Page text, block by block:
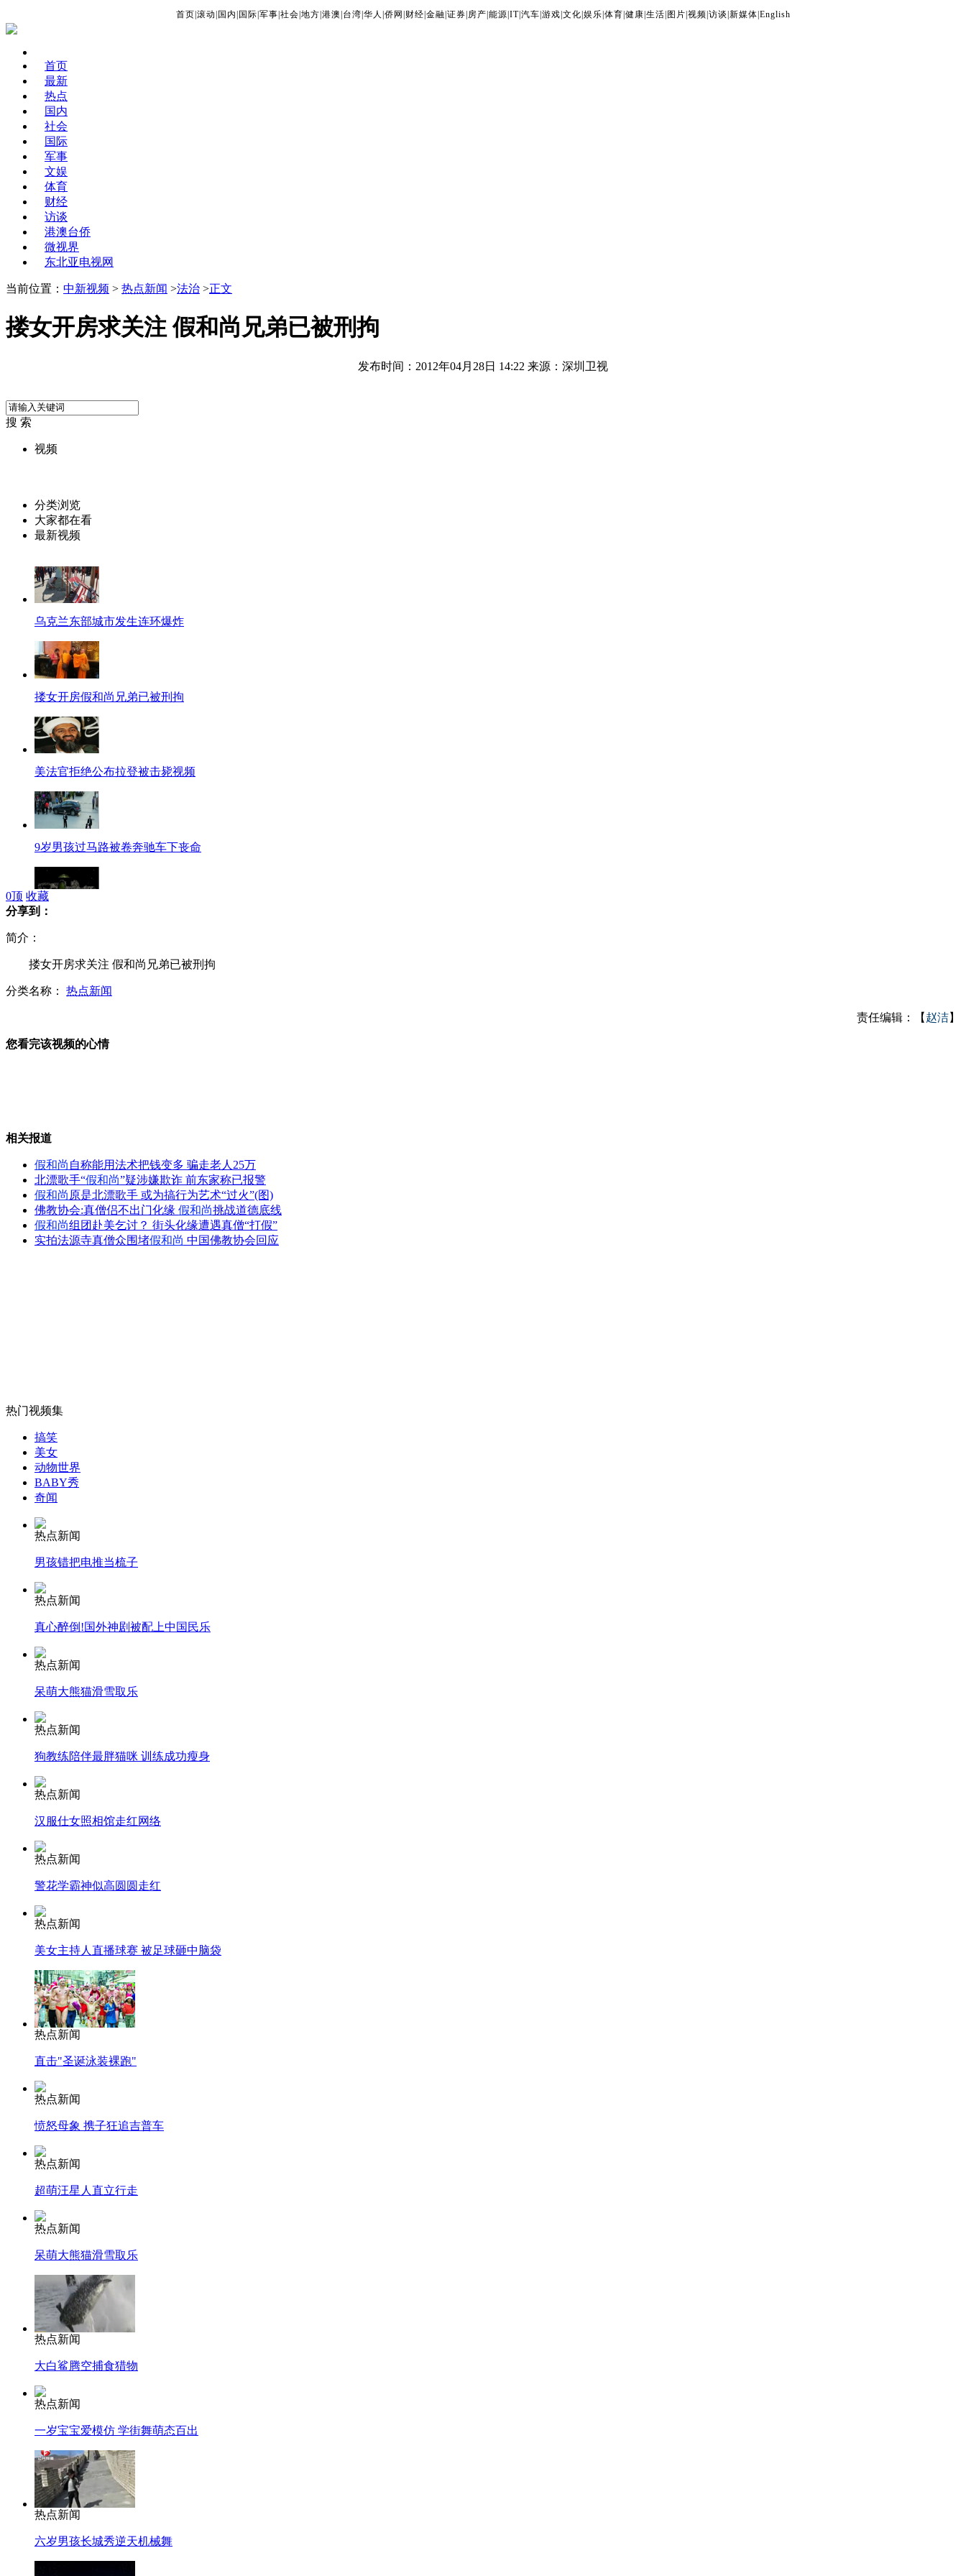
首页 滚动 国内 国际 军事 社会 地方 港澳 台湾 华人 侨网 财经 金融 证券 房产 能源 IT| 汽车 游戏 文化 娱乐 体育 健康 生活 图片 视频 访谈 新媒体 English
首页
最新
热点
国内
社会
国际
军事
文娱
体育
财经
访谈
港澳台侨
微视界
东北亚电视网
当前位置： 中新视频 > 热点新闻 >法治 >正文
搂女开房求关注 假和尚兄弟已被刑拘
发布时间：2012年04月28日 14:22 来源：深圳卫视
搜 索
视频
分类浏览
大家都在看
最新视频
乌克兰东部城市发生连环爆炸
搂女开房假和尚兄弟已被刑拘
美法官拒绝公布拉登被击毙视频
9岁男孩过马路被卷奔驰车下丧命
浙江千岛湖水下古城揭开神秘面纱
药家鑫父亲被要求兑现20万案开庭
美国公司获印度80亿美元军火订单
无痛分娩是否安全 医生回应
外交部：反对强权政治霸凌主义
外交部：有关国家言论片面不公正
安徽一实载49人客车翻车
走！跟着总书记去植树
消防员救轻生者
纽约上演“枕头大战”
司机酒驾遇交警 急速倒车逃窜
0顶 收藏
分享到：
简介：
搂女开房求关注 假和尚兄弟已被刑拘
分类名称： 热点新闻
责任编辑：【 赵洁】
您看完该视频的心情
相关报道
假和尚 自称能用法术把钱变多 骗走老人25万
北漂歌手“假和尚”疑涉嫌欺诈 前东家称已报警
假和尚 原是北漂歌手 或为搞行为艺术“过火”(图)
佛教协会:真僧侣不出门化缘 假和尚挑战道德底线
假和尚组团赴美乞讨？ 街头化缘遭遇真僧“打假”
实拍法源寺真僧众围堵假和尚 中国佛教协会回应
热门视频集
搞笑
美女
动物世界
BABY秀
奇闻
热点新闻
男孩错把电推当梳子
热点新闻
真心醉倒!国外神剧被配上中国民乐
热点新闻
呆萌大熊猫滑雪取乐
热点新闻
狗教练陪伴最胖猫咪 训练成功瘦身
热点新闻
汉服仕女照相馆走红网络
热点新闻
警花学霸神似高圆圆走红
热点新闻
美女主持人直播球赛 被足球砸中脑袋
热点新闻
直击"圣诞泳装裸跑"
热点新闻
愤怒母象 携子狂追吉普车
热点新闻
超萌汪星人直立行走
热点新闻
呆萌大熊猫滑雪取乐
热点新闻
大白鲨腾空捕食猎物
热点新闻
一岁宝宝爱模仿 学街舞萌态百出
热点新闻
六岁男孩长城秀逆天机械舞